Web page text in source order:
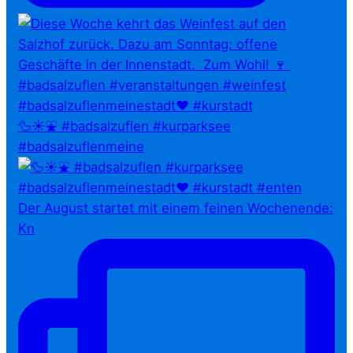
🦆☀️⛲ #badsalzuflen #kurparksee
#badsalzuflenmeine
Der August startet mit einem feinen Wochenende:
Kn